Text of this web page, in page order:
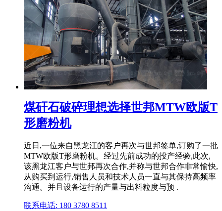
煤矸石破碎理想选择世邦MTW欧版T
形磨粉机
近日,一位来自黑龙江的客户再次与世邦签单,订购了一批
MTW欧版T形磨粉机。经过先前成功的投产经验,此次,
该黑龙江客户与世邦再次合作,并称与世邦合作非常愉快,
从购买到运行,销售人员和技术人员一直与其保持高频率
沟通。并且设备运行的产量与出料粒度与预 .
联系电话: 180 3780 8511